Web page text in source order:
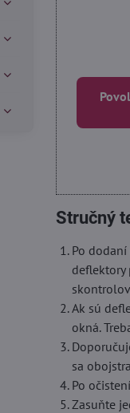
Stručný
Po
deflektory
Ak sú
okná.
sa
Po
Zasuňte